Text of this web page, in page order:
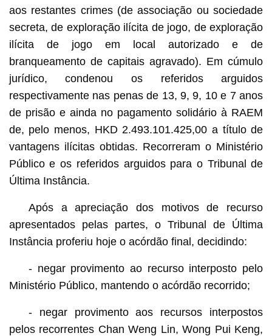
aos restantes crimes (de associação ou sociedade
secreta, de exploração ilícita de jogo, de exploração
ilícita de jogo em local autorizado e de
branqueamento de capitais agravado). Em cúmulo
jurídico, condenou os referidos arguidos
respectivamente nas penas de 13, 9, 9, 10 e 7 anos
de prisão e ainda no pagamento solidário à RAEM
de, pelo menos, HKD 2.493.101.425,00 a título de
vantagens ilícitas obtidas. Recorreram o Ministério
Público e os referidos arguidos para o Tribunal de
Última Instância.
Após a apreciação dos motivos de recurso
apresentados pelas partes, o Tribunal de Última
Instância proferiu hoje o acórdão final, decidindo:
- negar provimento ao recurso interposto pelo
Ministério Público, mantendo o acórdão recorrido;
- negar provimento aos recursos interpostos
pelos recorrentes Chan Weng Lin, Wong Pui Keng,